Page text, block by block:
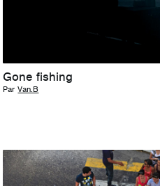
Gone fishing
Par Van.B